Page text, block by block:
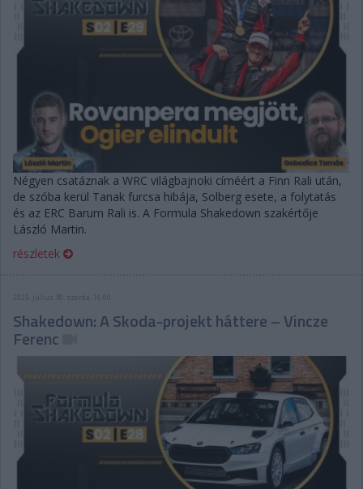
Négyen csatáznak a WRC világbajnoki címéért a Finn Rali után,
de szóba kerül Tanak furcsa hibája, Solberg esete, a folytatás
és az ERC Barum Rali is. A Formula Shakedown szakértője
László Martin.
részletek
2025. július 30. szerda, 16:00
Shakedown: A Skoda-projekt háttere – Vincze
Ferenc